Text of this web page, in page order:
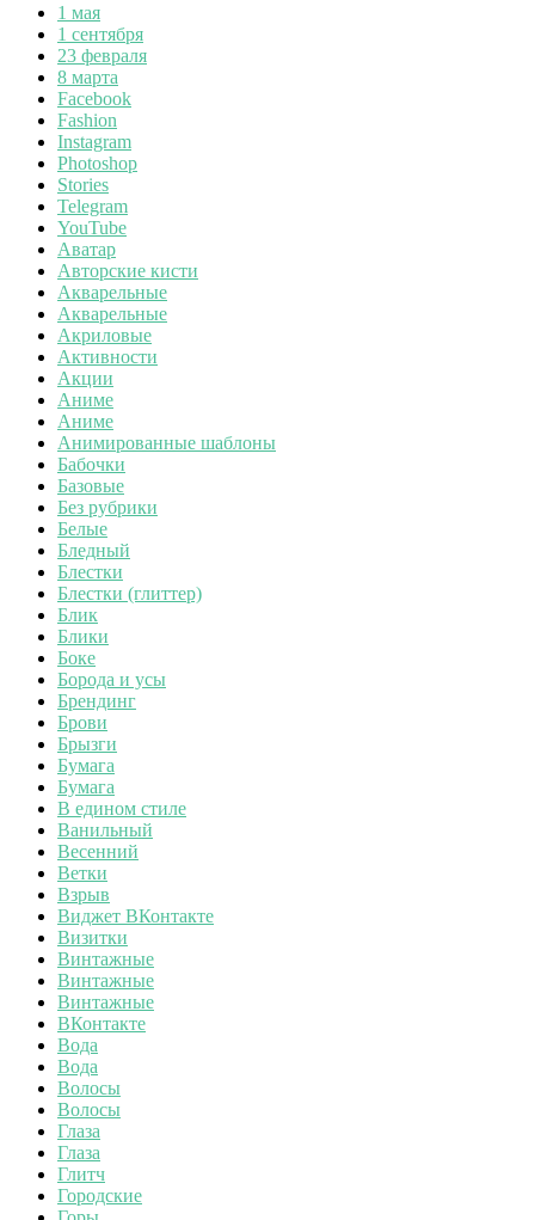
1 мая
1 сентября
23 февраля
8 марта
Facebook
Fashion
Instagram
Photoshop
Stories
Telegram
YouTube
Аватар
Авторские кисти
Акварельные
Акварельные
Акриловые
Активности
Акции
Аниме
Аниме
Анимированные шаблоны
Бабочки
Базовые
Без рубрики
Белые
Бледный
Блестки
Блестки (глиттер)
Блик
Блики
Боке
Борода и усы
Брендинг
Брови
Брызги
Бумага
Бумага
В едином стиле
Ванильный
Весенний
Ветки
Взрыв
Виджет ВКонтакте
Визитки
Винтажные
Винтажные
Винтажные
ВКонтакте
Вода
Вода
Волосы
Волосы
Глаза
Глаза
Глитч
Городские